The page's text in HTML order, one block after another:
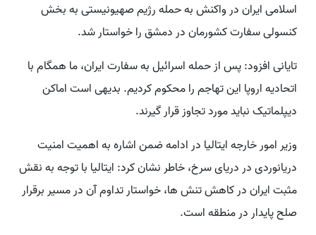
اسلامی ایران در واکنش به حمله رژیم صهیونیستی به بخش
کنسولی سفارت کشورمان در دمشق را خواستار شد.
تایانی افزود: پس از حمله اسرائیل به سفارت ایران، ما همگام با
اتحادیه اروپا این تهاجم را محکوم کردیم. بدیهی است اماکن
دیپلماتیک نباید مورد تجاوز قرار گیرند.
وزیر امور خارجه ایتالیا در ادامه ضمن اشاره به اهمیت امنیت
دریانوردی در دریای سرخ، خاطر نشان کرد: ایتالیا با توجه به نقش
مثبت ایران در کاهش تنش ها، خواستار تداوم آن در مسیر برقرار
صلح پایدار در منطقه است.